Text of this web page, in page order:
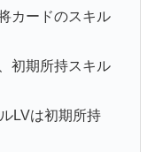
カードのスキル
期所持スキル
LVは初期所持